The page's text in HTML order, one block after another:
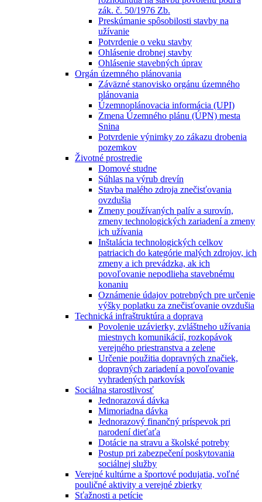
zák. č. 50/1976 Zb.
Preskúmanie spôsobilosti stavby na
užívanie
Potvrdenie o veku stavby
Ohlásenie drobnej stavby
Ohlásenie stavebných úprav
Orgán územného plánovania
Záväzné stanovisko orgánu územného
plánovania
Územnoplánovacia informácia (UPI)
Zmena Územného plánu (ÚPN) mesta
Snina
Potvrdenie výnimky zo zákazu drobenia
pozemkov
Životné prostredie
Domové studne
Súhlas na výrub drevín
Stavba malého zdroja znečisťovania
ovzdušia
Zmeny používaných palív a surovín,
zmeny technologických zariadení a zmeny
ich užívania
Inštalácia technologických celkov
patriacich do kategórie malých zdrojov, ich
zmeny a ich prevádzka, ak ich
povoľovanie nepodlieha stavebnému
konaniu
Oznámenie údajov potrebných pre určenie
výšky poplatku za znečisťovanie ovzdušia
Technická infraštruktúra a doprava
Povolenie uzávierky, zvláštneho užívania
miestnych komunikácií, rozkopávok
verejného priestranstva a zelene
Určenie použitia dopravných značiek,
dopravných zariadení a povoľovanie
vyhradených parkovísk
Sociálna starostlivosť
Jednorazová dávka
Mimoriadna dávka
Jednorazový finančný príspevok pri
narodení dieťaťa
Dotácie na stravu a školské potreby
Postup pri zabezpečení poskytovania
sociálnej služby
Verejné kultúrne a športové podujatia, voľné
pouličné aktivity a verejné zbierky
Sťažnosti a petície